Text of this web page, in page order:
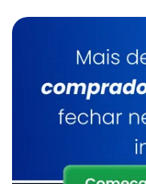
Manipulador
Empresa De
Manipulador De